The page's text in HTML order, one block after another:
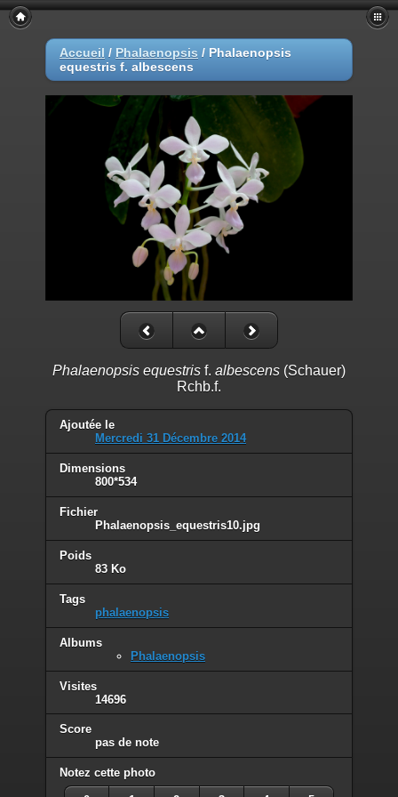
Accueil / Phalaenopsis / Phalaenopsis
equestris f. albescens
Phalaenopsis equestris f. albescens (Schauer)
Rchb.f.
Ajoutée le
Mercredi 31 Décembre 2014
Dimensions
800*534
Fichier
Phalaenopsis_equestris10.jpg
Poids
83 Ko
Tags
phalaenopsis
Albums
Phalaenopsis
Visites
14696
Score
pas de note
Notez cette photo